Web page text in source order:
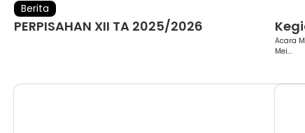
Berita
PERPISAHAN XII TA 2025/2026
Acara
Mei...